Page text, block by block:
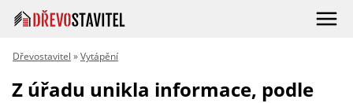
Dřevostavitel »Vytápění
Z úřadu unikla informace, podle